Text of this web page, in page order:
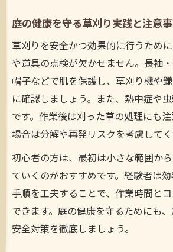
庭の健康を守る草刈り実践と注意
草刈りを安全かつ効果的に行うため
や道具の点検が欠かせません。長袖
帽子などで肌を保護し、草刈り機や
に確認しましょう。また、熱中症や
です。作業後は刈った草の処理にも
場合は分解や再発リスクを考慮してく
初心者の方は、最初は小さな範囲か
ていくのがおすすめです。経験者は
手順を工夫することで、作業時間と
できます。庭の健康を守るためにも
安全対策を徹底しましょう。